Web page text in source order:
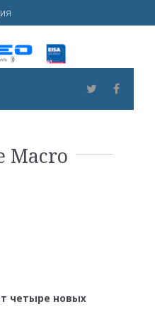
Twitter
Macro
четыре новых